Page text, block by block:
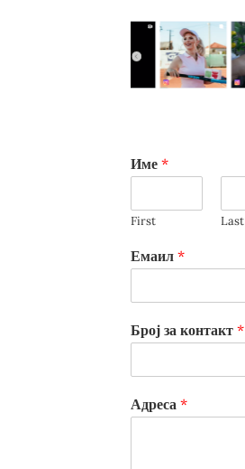
Име *
First Last
Емаил *
Број за контакт *
Адреса *